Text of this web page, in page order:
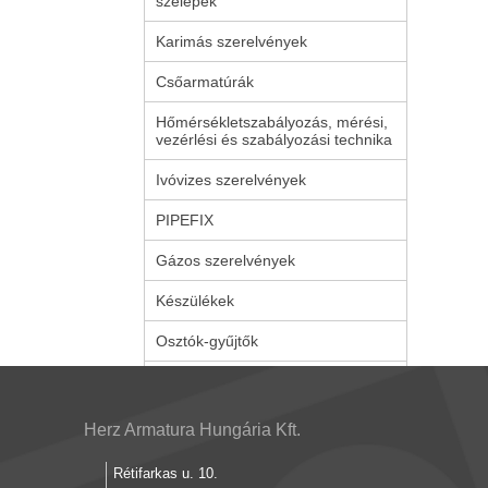
Karimás szerelvények
Csőarmatúrák
Hőmérsékletszabályozás, mérési,
vezérlési és szabályozási technika
Ivóvizes szerelvények
PIPEFIX
Gázos szerelvények
Készülékek
Osztók-gyűjtők
Herz Armatura Hungária Kft.
Rétifarkas u. 10.